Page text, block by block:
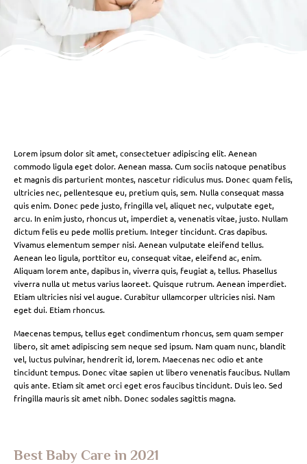
Lorem ipsum dolor sit amet, consectetuer adipiscing elit. Aenean
commodo ligula eget dolor. Aenean massa. Cum sociis natoque penatibus
et magnis dis parturient montes, nascetur ridiculus mus. Donec quam felis,
ultricies nec, pellentesque eu, pretium quis, sem. Nulla consequat massa
quis enim. Donec pede justo, fringilla vel, aliquet nec, vulputate eget,
arcu. In enim justo, rhoncus ut, imperdiet a, venenatis vitae, justo. Nullam
dictum felis eu pede mollis pretium. Integer tincidunt. Cras dapibus.
Vivamus elementum semper nisi. Aenean vulputate eleifend tellus.
Aenean leo ligula, porttitor eu, consequat vitae, eleifend ac, enim.
Aliquam lorem ante, dapibus in, viverra quis, feugiat a, tellus. Phasellus
viverra nulla ut metus varius laoreet. Quisque rutrum. Aenean imperdiet.
Etiam ultricies nisi vel augue. Curabitur ullamcorper ultricies nisi. Nam
eget dui. Etiam rhoncus.
Maecenas tempus, tellus eget condimentum rhoncus, sem quam semper
libero, sit amet adipiscing sem neque sed ipsum. Nam quam nunc, blandit
vel, luctus pulvinar, hendrerit id, lorem. Maecenas nec odio et ante
tincidunt tempus. Donec vitae sapien ut libero venenatis faucibus. Nullam
quis ante. Etiam sit amet orci eget eros faucibus tincidunt. Duis leo. Sed
fringilla mauris sit amet nibh. Donec sodales sagittis magna.
Best Baby Care in 2021